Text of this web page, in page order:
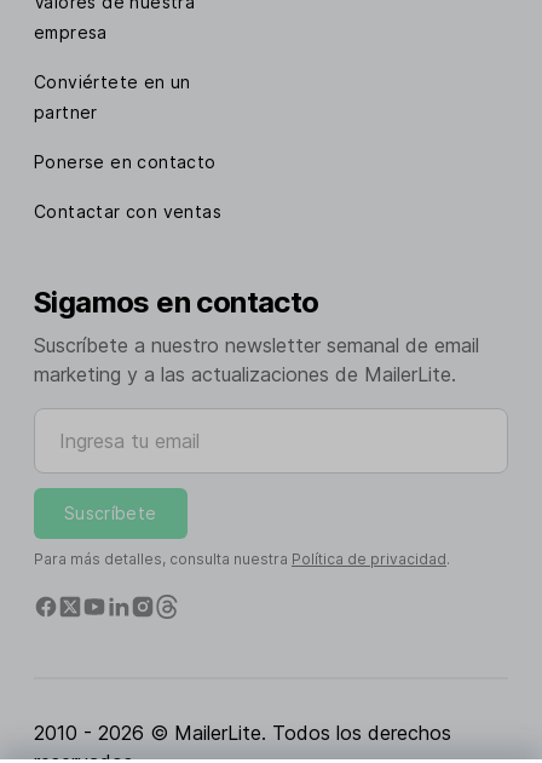
empresa
Conviértete en un
partner
Ponerse en contacto
Contactar con ventas
Sigamos en contacto
Suscríbete a nuestro newsletter semanal de email
marketing y a las actualizaciones de MailerLite.
Ingresa tu email
Suscríbete
Para más detalles, consulta nuestra Política de privacidad.
2010 - 2026 © MailerLite. Todos los derechos